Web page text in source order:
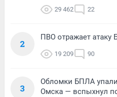
29 462 22
2
ПВО отражает
19 209 90
3
Обломки БПЛА
Омска — вспыхнул